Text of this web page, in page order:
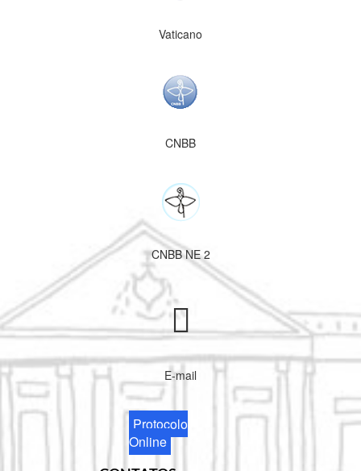
Vaticano
CNBB
CNBB NE 2
E-mail
Protocolo
Online